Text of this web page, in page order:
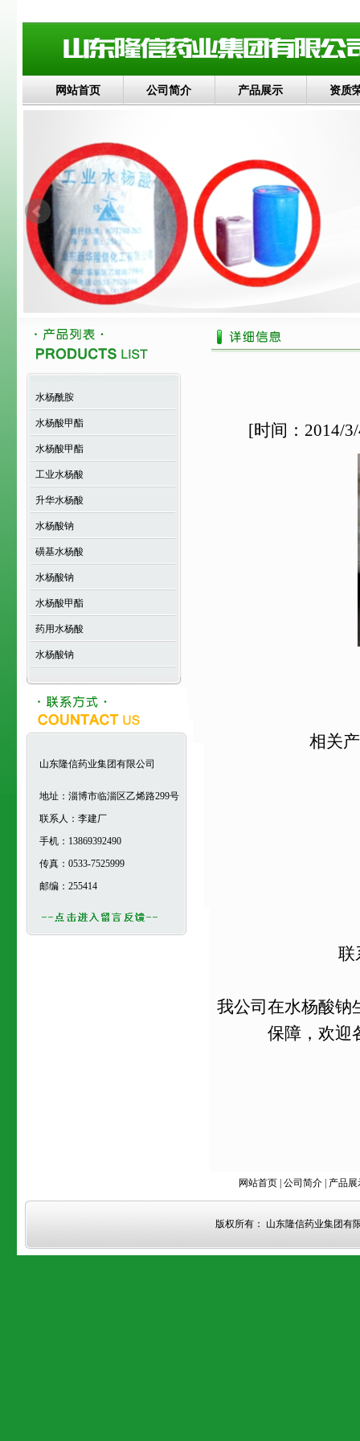
网站首页 公司简介 产品展示 资质
水杨酰胺
水杨酸甲酯
水杨酸甲酯
工业水杨酸
升华水杨酸
水杨酸钠
磺基水杨酸
水杨酸钠
水杨酸甲酯
药用水杨酸
水杨酸钠
山东隆信药业集团有限公司
地址：淄博市临淄区乙烯路299号
联系人：李建厂
手机：13869392490
传真：0533-7525999
邮编：255414
[时间：2014/
相关
联
我公司在水杨酸钠
保障，欢迎
网站首页| 公司简介| 产品展
版权所有： 山东隆信药业集团有